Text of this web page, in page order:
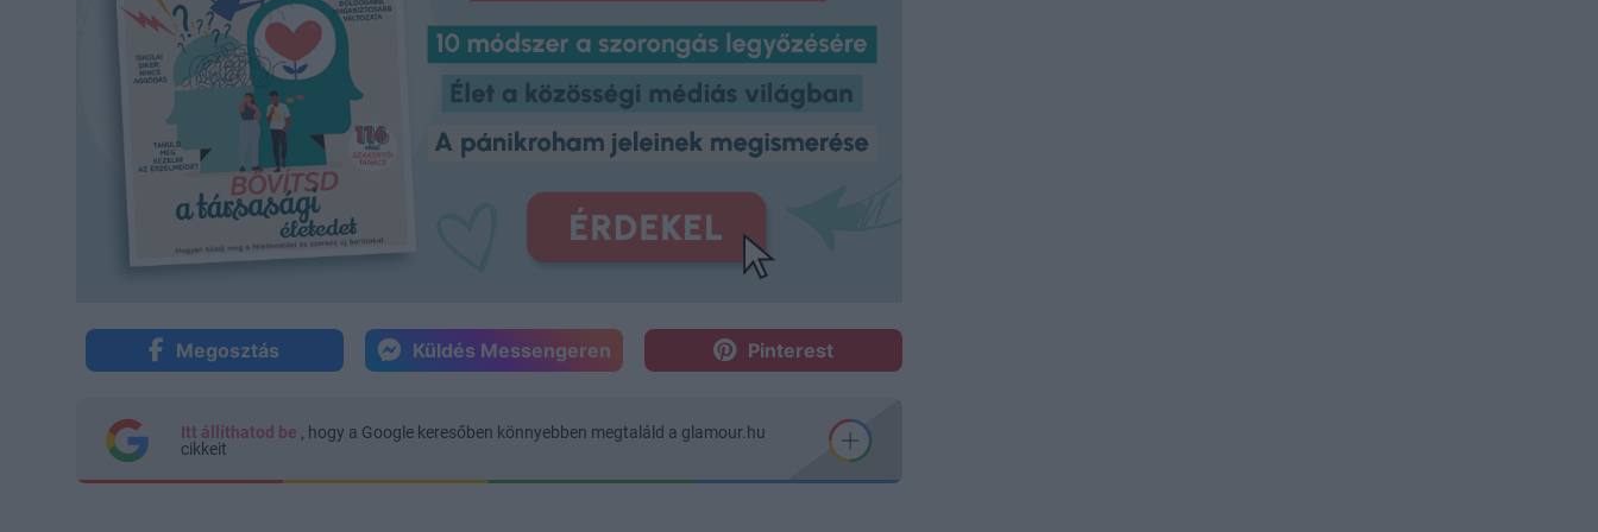
Megosztás Küldés Messengeren Pinterest
Itt állíthatod be , hogy a Google keresőben könnyebben megtaláld a glamour.hu
cikkeit